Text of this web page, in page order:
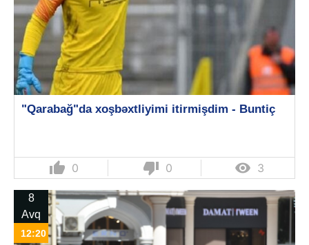
"Qarabağ"da xoşbəxtliyimi itirmişdim - Buntiç
thumb_up 0 thumb_down 0  3
8
Avq
12:20